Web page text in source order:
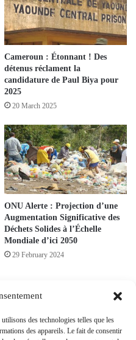
des technologies telles que les
des appareils. Le fait de consentir
Cameroun : Étonnant ! Des
détenus réclament la
candidature de Paul Biya pour
2025
20 March 2025
ONU Alerte : Projection d’une
Augmentation Significative des
Déchets Solides à l’Échelle
Mondiale d’ici 2050
29 February 2024
Required fields are marked*